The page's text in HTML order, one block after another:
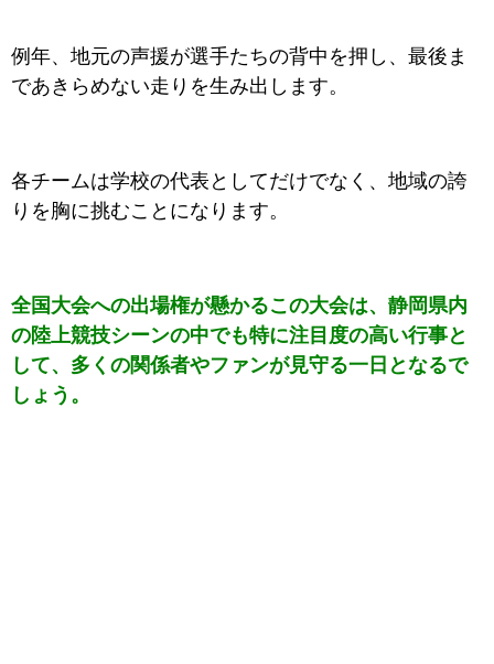
例年、地元の声援が選手たちの背中を押し、最後ま
であきらめない走りを生み出します。
各チームは学校の代表としてだけでなく、地域の誇
りを胸に挑むことになります。
全国大会への出場権が懸かるこの大会は、静岡県内
の陸上競技シーンの中でも特に注目度の高い行事と
して、多くの関係者やファンが見守る一日となるで
しょう。